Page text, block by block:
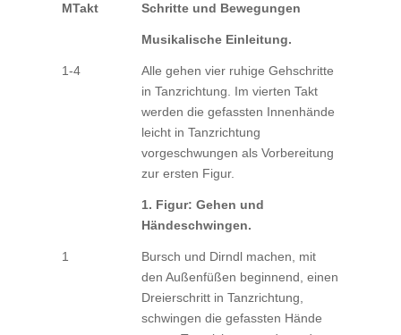
MTakt Schritte und Bewegungen
Musikalische Einleitung.
1-4
Alle gehen vier ruhige Gehschritte
in Tanzrichtung. Im vierten Takt
werden die gefassten Innenhände
leicht in Tanzrichtung
vorgeschwungen als Vorbereitung
zur ersten Figur.
1. Figur: Gehen und
Händeschwingen.
1
Bursch und Dirndl machen, mit
den Außenfüßen beginnend, einen
Dreierschritt in Tanzrichtung,
schwingen die gefassten Hände